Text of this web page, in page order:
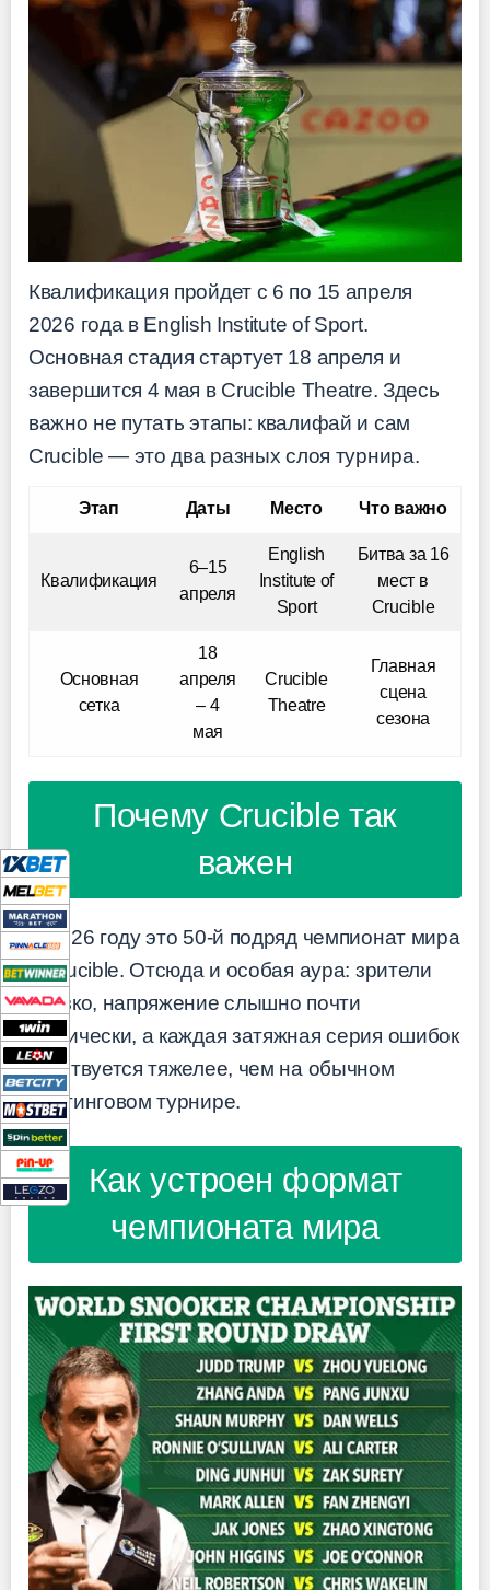
Квалификация пройдет с 6 по 15 апреля
2026 года в English Institute of Sport.
Основная стадия стартует 18 апреля и
завершится 4 мая в Crucible Theatre. Здесь
важно не путать этапы: квалифай и сам
Crucible — это два разных слоя турнира.
Этап Даты Место Что важно
Квалификация
6–15
апреля
English
Institute of
Sport
Битва за 16
мест в
Crucible
Основная
сетка
18
апреля
– 4
мая
Crucible
Theatre
Главная
сцена
сезона
Почему Crucible так
важен
В 2026 году это 50-й подряд чемпионат мира
в Crucible. Отсюда и особая аура: зрители
близко, напряжение слышно почти
физически, а каждая затяжная серия ошибок
чувствуется тяжелее, чем на обычном
рейтинговом турнире.
Как устроен формат
чемпионата мира